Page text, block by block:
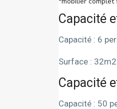
Capacité
Capacité : 6
Surface : 32m2
Capacité
Capacité : 50